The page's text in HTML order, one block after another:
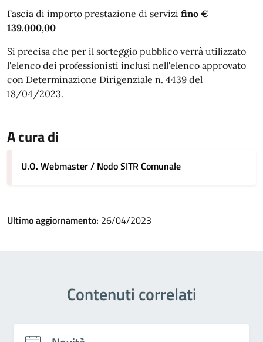
Fascia di importo prestazione di servizi fino €
139.000,00
Si precisa che per il sorteggio pubblico verrà utilizzato
l'elenco dei professionisti inclusi nell'elenco approvato
con Determinazione Dirigenziale n. 4439 del
18/04/2023.
A cura di
U.O. Webmaster / Nodo SITR Comunale
Ultimo aggiornamento: 26/04/2023
Contenuti correlati